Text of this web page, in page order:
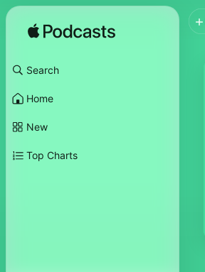
Search
Home
New
Top Charts